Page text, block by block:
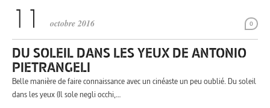
0
octobre 2016
DU SOLEIL DANS LES YEUX DE ANTONIO
PIETRANGELI
Belle manière de faire connaissance avec un cinéaste un peu oublié. Du soleil
dans les yeux (Il sole negli occhi,…